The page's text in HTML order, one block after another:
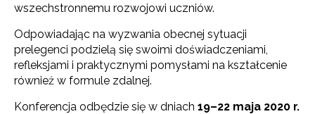
wszechstronnemu rozwojowi uczniów.
Odpowiadając na wyzwania obecnej sytuacji
prelegenci podzielą się swoimi doświadczeniami,
refleksjami i praktycznymi pomysłami na kształcenie
również w formule zdalnej.
Konferencja odbędzie się w dniach 19–22 maja 2020 r.